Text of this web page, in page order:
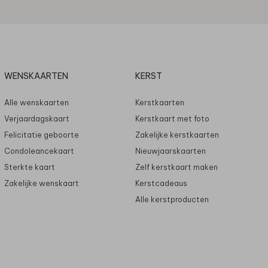
WENSKAARTEN
Alle wenskaarten
Verjaardagskaart
Felicitatie geboorte
Condoleancekaart
Sterkte kaart
Zakelijke wenskaart
KERST
Kerstkaarten
Kerstkaart met foto
Zakelijke kerstkaarten
Nieuwjaarskaarten
Zelf kerstkaart maken
Kerstcadeaus
Alle kerstproducten